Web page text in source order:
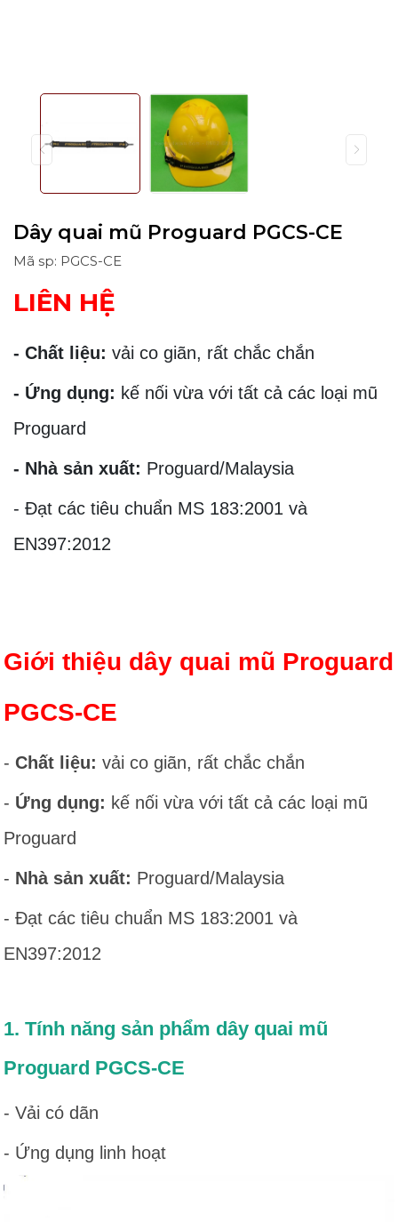
Dây quai mũ Proguard PGCS-CE
Mã sp: PGCS-CE
LIÊN HỆ
- Chất liệu: vải co giãn, rất chắc chắn
- Ứng dụng: kế nối vừa với tất cả các loại mũ
Proguard
- Nhà sản xuất: Proguard/Malaysia
- Đạt các tiêu chuẩn MS 183:2001 và
EN397:2012
Giới thiệu dây quai mũ Proguard
PGCS-CE
-Chất liệu: vải co giãn, rất chắc chắn
- Ứng dụng: kế nối vừa với tất cả các loại mũ
Proguard
- Nhà sản xuất: Proguard/Malaysia
- Đạt các tiêu chuẩn MS 183:2001 và
EN397:2012
1. Tính năng sản phẩm dây quai mũ
Proguard PGCS-CE
- Vải có dãn
- Ứng dụng linh hoạt